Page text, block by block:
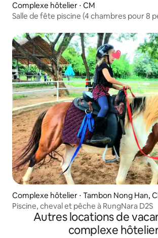
Complexe hôtelier ⋅ CM
Salle de fête piscine (4 chambres pour 8
Complexe hôtelier ⋅ Tambon Nong Han,
iPiscine, cheval et pêche à RungNara D2S
Autres locations de
complexe